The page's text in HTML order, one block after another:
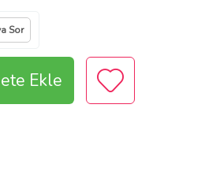
Sor
Ekle